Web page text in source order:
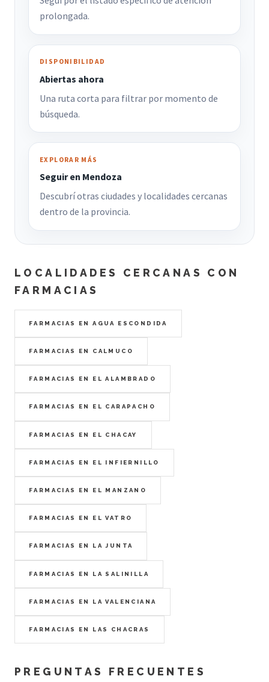
prolongada.
DISPONIBILIDAD
Abiertas ahora
Una ruta corta para filtrar por momento de
búsqueda.
EXPLORAR MÁS
Seguir en Mendoza
Descubrí otras ciudades y localidades cercanas
dentro de la provincia.
LOCALIDADES CERCANAS CON
FARMACIAS
FARMACIAS EN AGUA ESCONDIDA
FARMACIAS EN CALMUCO
FARMACIAS EN EL ALAMBRADO
FARMACIAS EN EL CARAPACHO
FARMACIAS EN EL CHACAY
FARMACIAS EN EL INFIERNILLO
FARMACIAS EN EL MANZANO
FARMACIAS EN EL VATRO
FARMACIAS EN LA JUNTA
FARMACIAS EN LA SALINILLA
FARMACIAS EN LA VALENCIANA
FARMACIAS EN LAS CHACRAS
PREGUNTAS FRECUENTES